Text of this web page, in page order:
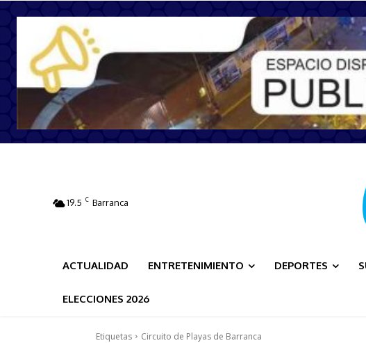
19.5 C Barranca
ACTUALIDAD ENTRETENIMIENTO DEPORTES
ELECCIONES 2026
Etiquetas Circuito de Playas de Barranca